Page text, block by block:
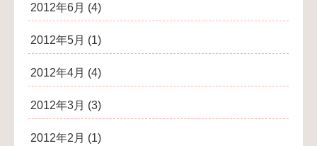
2012年6月 (4)
2012年5月 (1)
2012年4月 (4)
2012年3月 (3)
2012年2月 (1)